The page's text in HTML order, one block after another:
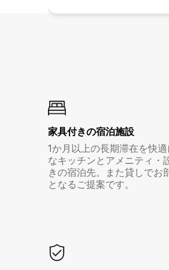
家具付き⁠の宿⁠泊⁠施⁠設
1か月以上の長期滞在を快
なキッチンとアメニティ・
きの宿泊先。また貸しでお
となるご提案です。